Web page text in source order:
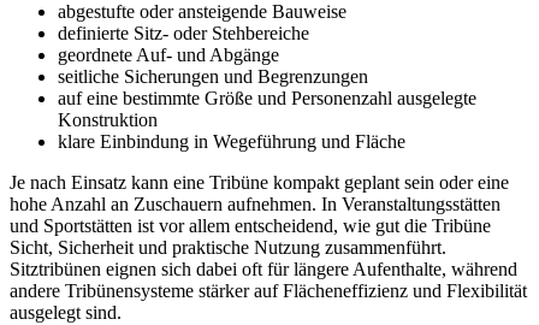
abgestufte oder ansteigende Bauweise
definierte Sitz- oder Stehbereiche
geordnete Auf- und Abgänge
seitliche Sicherungen und Begrenzungen
auf eine bestimmte Größe und Personenzahl ausgelegte
Konstruktion
klare Einbindung in Wegeführung und Fläche
Je nach Einsatz kann eine Tribüne kompakt geplant sein oder eine
hohe Anzahl an Zuschauern aufnehmen. In Veranstaltungsstätten
und Sportstätten ist vor allem entscheidend, wie gut die Tribüne
Sicht, Sicherheit und praktische Nutzung zusammenführt.
Sitztribünen eignen sich dabei oft für längere Aufenthalte, während
andere Tribünensysteme stärker auf Flächeneffizienz und Flexibilität
ausgelegt sind.